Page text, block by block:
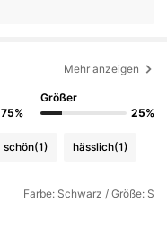
Mehr anzeigen
75%
Größer
25%
schön(1) hässlich(1)
Farbe: Schwarz / Größe: S